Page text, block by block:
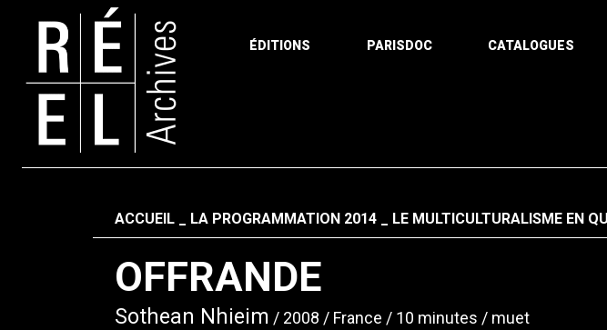
ÉDITIONS PARISDOC CATALOGUES
Fil d'ariane
ACCUEIL LA PROGRAMMATION 2014 LE MULTICULTURALISME EN
OFFRANDE
Sothean Nhieim 2008 France 10 minutes muet